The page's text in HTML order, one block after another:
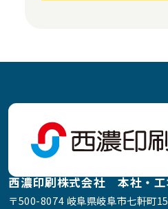
西濃印刷株式会社 本社・
〒500-8074 岐阜県岐阜市七軒町15